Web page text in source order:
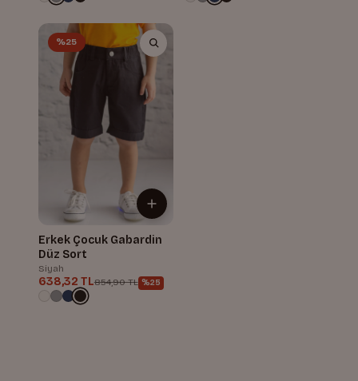
%25
Erkek Çocuk Gabardin
Düz Sort
Siyah
638,32 TL854,90 TL %25